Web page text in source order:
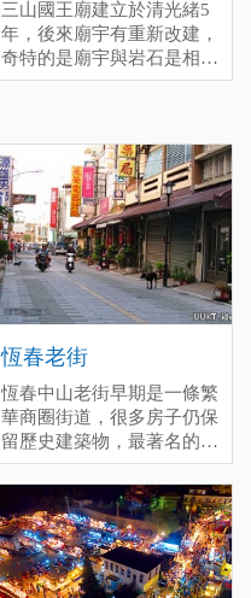
需停車費 ]
areas，an open-air stage，
landscaped walkways，a
Chuhuo-themed pond，large
parking spaces，small
stops。 It's also a great place
to visit at night，as the
bonfires are more clearly
visible then。
三山國王廟建立於清光緒5
年，後來廟宇有重新改建，
奇特的是廟宇與岩石是相
連，而因廟宇前場地很寬
的地方。
恆春老街
恆春中山老街早期是一條繁
華商圈街道，很多房子仍保
留歷史建築物，最著名的美
食-綠豆蒜是來恆春旅遊必
吃的甜品，冷熱皆美味。甚
至還有很多美食駐點在老街
周邊，也可以前往新興路恆
春市區唯一的傳統市場，尋
找當地特色美食與文化風情